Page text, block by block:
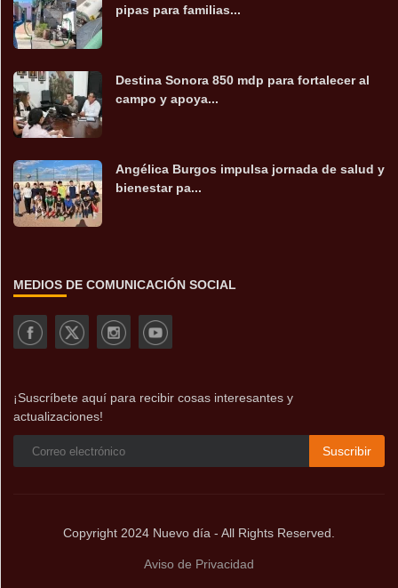
pipas para familias...
Destina Sonora 850 mdp para fortalecer al
campo y apoya...
Angélica Burgos impulsa jornada de salud y
bienestar pa...
MEDIOS DE COMUNICACIÓN SOCIAL
¡Suscríbete aquí para recibir cosas interesantes y
actualizaciones!
Suscribir
Copyright 2024 Nuevo día - All Rights Reserved.
Aviso de Privacidad